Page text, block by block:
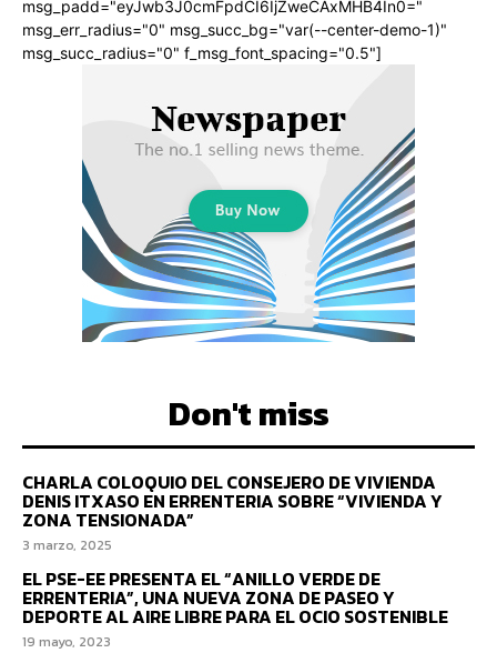
msg_padd="eyJwb3J0cmFpdCI6IjZweCAxMHB4In0="
msg_err_radius="0" msg_succ_bg="var(--center-demo-1)"
msg_succ_radius="0" f_msg_font_spacing="0.5"]
Don't miss
CHARLA COLOQUIO DEL CONSEJERO DE VIVIENDA
DENIS ITXASO EN ERRENTERIA SOBRE “VIVIENDA Y
ZONA TENSIONADA”
3 marzo, 2025
EL PSE-EE PRESENTA EL “ANILLO VERDE DE
ERRENTERIA”, UNA NUEVA ZONA DE PASEO Y
DEPORTE AL AIRE LIBRE PARA EL OCIO SOSTENIBLE
19 mayo, 2023